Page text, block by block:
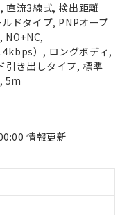
直流3線式, 検出距離
ドタイプ, PNPオープ
NO+NC,
）, ロングボディ,
引き出しタイプ, 標準
5m
情報更新